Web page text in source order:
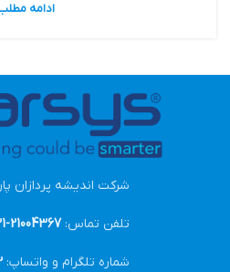
ادامه
شرکت اندیشه پردازان
تلفن تماس:21004367-021
شماره تلگرام و واتساپ: